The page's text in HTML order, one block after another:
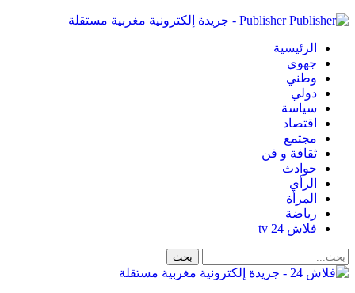
Publisher - جريدة إلكترونية مغربية مستقلة
الرئيسية
جهوي
وطني
دولي
سياسة
اقتصاد
مجتمع
ثقافة و فن
حوادث
الرأي
المرأة
رياضة
فلاش 24 tv